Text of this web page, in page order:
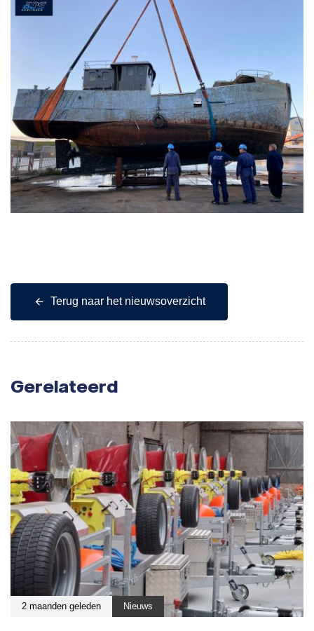
Terug naar het nieuwsoverzicht
Gerelateerd
2 maanden geleden Nieuws